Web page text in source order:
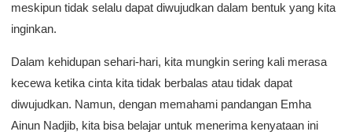
meskipun tidak selalu dapat diwujudkan dalam bentuk yang kita
inginkan.
Dalam kehidupan sehari-hari, kita mungkin sering kali merasa
kecewa ketika cinta kita tidak berbalas atau tidak dapat
diwujudkan. Namun, dengan memahami pandangan Emha
Ainun Nadjib, kita bisa belajar untuk menerima kenyataan ini